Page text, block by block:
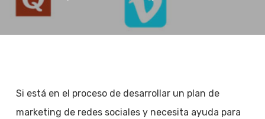
Si está en el proceso de desarrollar un plan de
marketing de redes sociales y necesita ayuda para